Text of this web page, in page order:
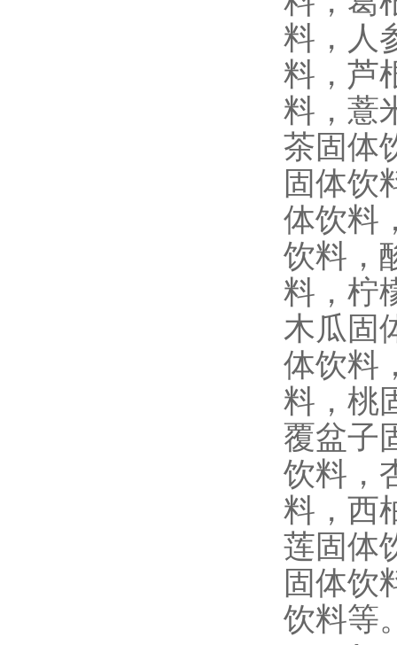
料，人
料，芦
料，薏
茶固体
固体饮
体饮料
饮料，
料，柠
木瓜固
体饮料
料，桃
覆盆子
饮料，
料，西
莲固体
固体饮
饮料等